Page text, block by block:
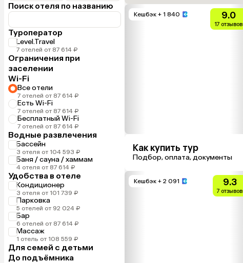
Поиск отеля по названию
Туроператор
Level.Travel
7 отелей от 87 614 ₽
Ограничения при
заселении
Wi-Fi
Все отели
7 отелей от 87 614 ₽
Есть Wi-Fi
7 отелей от 87 614 ₽
Бесплатный Wi-Fi
7 отелей от 87 614 ₽
Водные развлечения
Бассейн
3 отеля от 104 593 ₽
Баня / сауна / хаммам
4 отеля от 87 614 ₽
Удобства в отеле
Кондиционер
3 отеля от 101 739 ₽
Парковка
5 отелей от 92 024 ₽
Бар
6 отелей от 87 614 ₽
Массаж
1 отель от 108 559 ₽
Для семей с детьми
До подъёмника
Кешбэк + 1 840 9.0
17 отзывов
Как купить тур
Подбор, оплата, документы
Кешбэк + 2 091 9.3
7 отзывов